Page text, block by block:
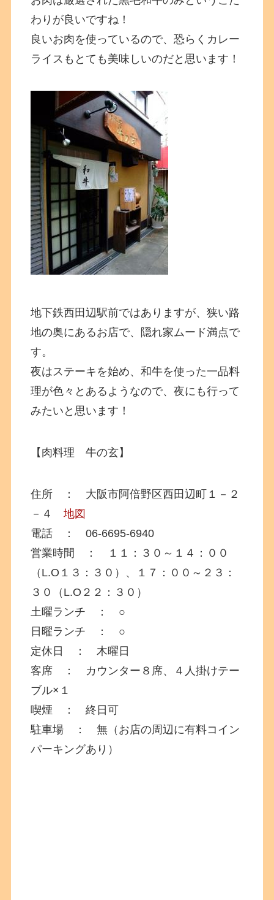
わりが良いですね！
良いお肉を使っているので、恐らくカレー
ライスもとても美味しいのだと思います！
地下鉄西田辺駅前ではありますが、狭い路
地の奥にあるお店で、隠れ家ムード満点で
す。
夜はステーキを始め、和牛を使った一品料
理が色々とあるようなので、夜にも行って
みたいと思います！
【肉料理 牛の玄】
住所 ： 大阪市阿倍野区西田辺町１－２
－４地図
電話 ： 06-6695-6940
営業時間 ： １１：３０～１４：００
（L.O１３：３０）、１７：００～２３：
３０（L.O２２：３０）
土曜ランチ ： ○
日曜ランチ ： ○
定休日 ： 木曜日
客席 ： カウンター８席、４人掛けテー
ブル×１
喫煙 ： 終日可
駐車場 ： 無（お店の周辺に有料コイン
パーキングあり）